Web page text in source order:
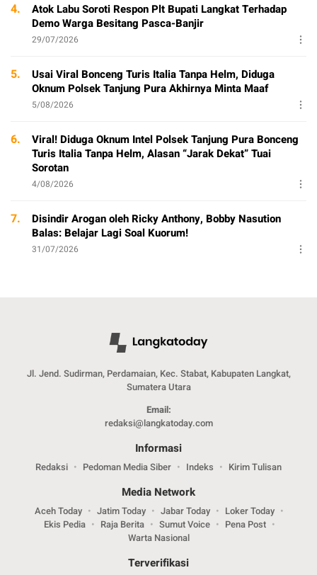
4.
Atok Labu Soroti Respon Plt Bupati Langkat Terhadap
Demo Warga Besitang Pasca-Banjir
29/07/2026
5.
Usai Viral Bonceng Turis Italia Tanpa Helm, Diduga
Oknum Polsek Tanjung Pura Akhirnya Minta Maaf
5/08/2026
6.
Viral! Diduga Oknum Intel Polsek Tanjung Pura Bonceng
Turis Italia Tanpa Helm, Alasan “Jarak Dekat” Tuai
Sorotan
4/08/2026
7.
Disindir Arogan oleh Ricky Anthony, Bobby Nasution
Balas: Belajar Lagi Soal Kuorum!
31/07/2026
Jl. Jend. Sudirman, Perdamaian, Kec. Stabat, Kabupaten Langkat,
Sumatera Utara
Email:
redaksi@langkatoday.com
Informasi
Redaksi Pedoman Media Siber Indeks Kirim Tulisan
Media Network
Aceh Today Jatim Today Jabar Today
Loker Today
Ekis Pedia
Raja Berita Sumut Voice
Pena Post
Warta Nasional
Terverifikasi